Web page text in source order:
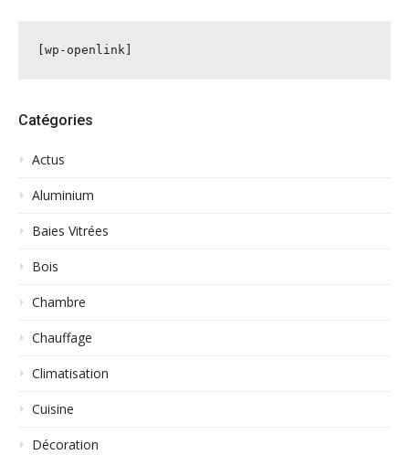
[wp-openlink]
Catégories
Actus
Aluminium
Baies Vitrées
Bois
Chambre
Chauffage
Climatisation
Cuisine
Décoration